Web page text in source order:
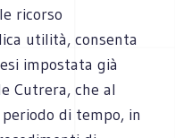
ricorso
utilità, consenta
impostata già
Cutrera, che al
di tempo, in